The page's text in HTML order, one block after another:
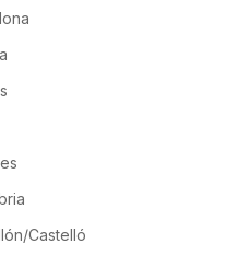
Castelló